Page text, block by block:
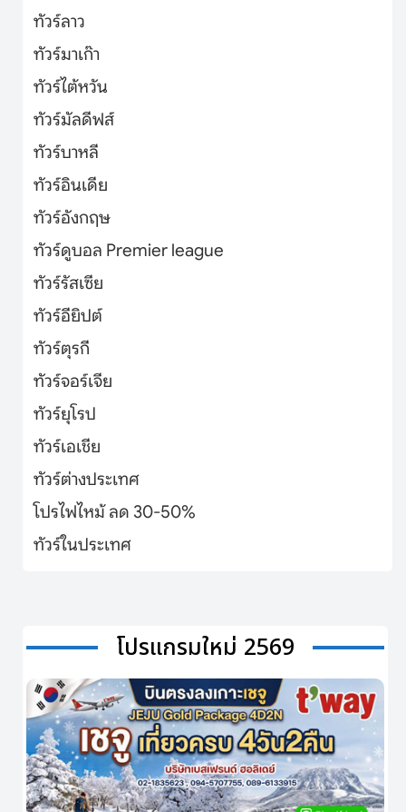
ทัวร์ลาว
ทัวร์มาเก๊า
ทัวร์ไต้หวัน
ทัวร์มัลดีฟส์
ทัวร์บาหลี
ทัวร์อินเดีย
ทัวร์อังกฤษ
ทัวร์ดูบอล Premier league
ทัวร์รัสเซีย
ทัวร์อียิปต์
ทัวร์ตุรกี
ทัวร์จอร์เจีย
ทัวร์ยุโรป
ทัวร์เอเชีย
ทัวร์ต่างประเทศ
โปรไฟไหม้ ลด 30-50%
ทัวร์ในประเทศ
โปรแกรมใหม่ 2569